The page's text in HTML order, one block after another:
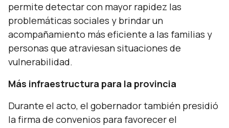
permite detectar con mayor rapidez las
problemáticas sociales y brindar un
acompañamiento más eficiente a las familias y
personas que atraviesan situaciones de
vulnerabilidad.
Más infraestructura para la provincia
Durante el acto, el gobernador también presidió
la firma de convenios para favorecer el